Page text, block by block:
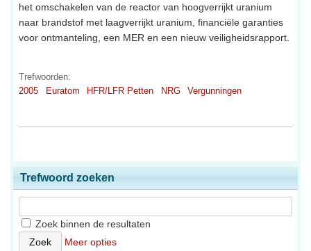
het omschakelen van de reactor van hoogverrijkt uranium
naar brandstof met laagverrijkt uranium, financiële garanties
voor ontmanteling, een MER en een nieuw veiligheidsrapport.
Trefwoorden:
2005
Euratom HFR/LFR Petten NRG Vergunningen
Trefwoord zoeken
Zoek binnen de resultaten
Meer opties